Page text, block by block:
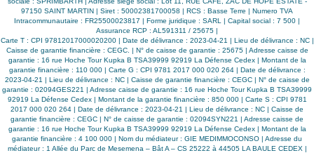
1500euros / an Zone PPRN : Blanche Contact: +590 690 54
71 42
97150 SAINT MARTIN | Siret : 50002381700058 | RCS : Basse Terre | Numero TVA
Intracommunautaire : FR25500023817 | Forme juridique : SARL | Capital social : 7 500 |
Assurance RCP : AL591311 / 25675 |
Carte T : CPI 97812017000020200 | Date de délivrance : 2023-04-21 | Lieu de délivrance : NC |
Caisse de garantie financière : CEGC. | N° de caisse de garantie : 25675 | Adresse caisse de
garantie : 16 rue Hoche Tour Kupka B TSA39999 92919 La Défense Cedex | Montant de la
garantie financière : 110 000 | Carte G : CPI 9781 2017 000 020 264 | Date de délivrance :
2023-04-21 | Lieu de délivrance : NC | Caisse de garantie financière : CEGC | N° de caisse de
garantie : 02094GES221 | Adresse caisse de garantie : 16 rue Hoche Tour Kupka B TSA39999
92919 La Défense Cedex | Montant de la garantie financière : 850 000 | Carte S : CPI 9781
2017 000 020 264 | Date de délivrance : 2023-04-21 | Lieu de délivrance : NC | Caisse de
garantie financière : CEGC | N° de caisse de garantie : 02094SYN221 | Adresse caisse de
garantie : 16 rue Hoche Tour Kupka B TSA39999 92919 La Défense Cedex | Montant de la
garantie financière : 4 100 000 | Nom du médiateur : GIE MEDIMMOCONSO | Adresse du
médiateur : 1 Allée du Parc de Mesemena – Bât A – CS 25222 à 44505 LA BAULE CEDEX |